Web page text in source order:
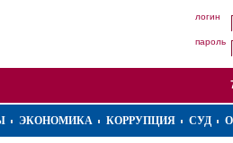
логин
пароль
ЭКОНОМИКА КОРРУПЦИЯ СУД